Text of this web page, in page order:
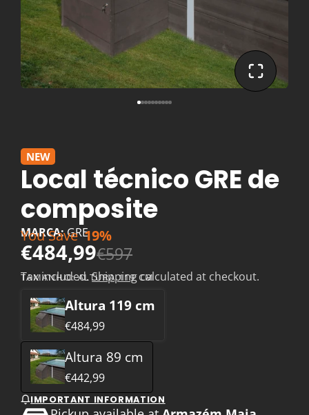
NEW
Local técnico GRE de
composite
MARCA:GRE
€484,99€597
You Save 19%
Tax included.Shippingcalculated at checkout.
TAMANHO:ALTURA 119 CM
Altura 119 cm
€484,99
Altura 89 cm
€442,99
IMPORTANT INFORMATION